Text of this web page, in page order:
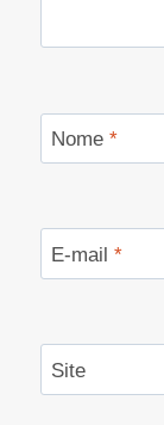
Nome *
E-mail *
Site